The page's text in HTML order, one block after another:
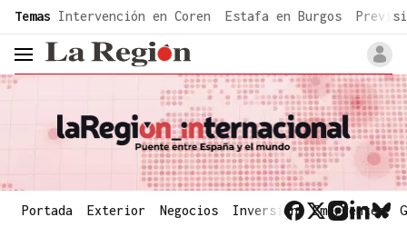
common.go-to-content
Temas Intervención en Coren Estafa en Burgos
header.menu.open
Portada Exterior Negocios Inversión Emergentes